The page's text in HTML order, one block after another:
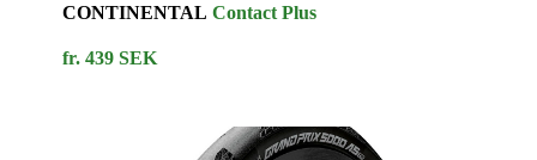
CONTINENTALContact Plus
fr. 439 SEK